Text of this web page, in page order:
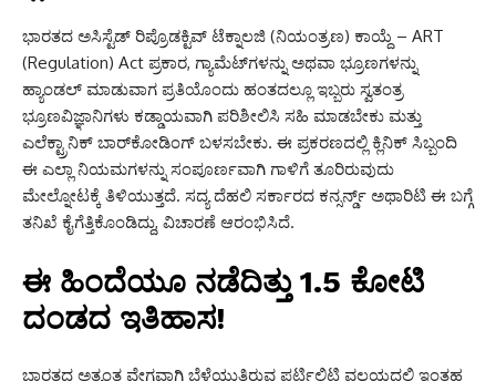
ಭಾರತದ ಅಸಿಸ್ಟೆಡ್ ರಿಪ್ರೊಡಕ್ಟಿವ್ ಟೆಕ್ನಾಲಜಿ (ನಿಯಂತ್ರಣ) ಕಾಯ್ದೆ – ART
(Regulation) Act ಪ್ರಕಾರ, ಗ್ಯಾಮೆಟ್‌ಗಳನ್ನು ಅಥವಾ ಭ್ರೂಣಗಳನ್ನು
ಹ್ಯಾಂಡಲ್ ಮಾಡುವಾಗ ಪ್ರತಿಯೊಂದು ಹಂತದಲ್ಲೂ ಇಬ್ಬರು ಸ್ವತಂತ್ರ
ಭ್ರೂಣವಿಜ್ಞಾನಿಗಳು ಕಡ್ಡಾಯವಾಗಿ ಪರಿಶೀಲಿಸಿ ಸಹಿ ಮಾಡಬೇಕು ಮತ್ತು
ಎಲೆಕ್ಟ್ರಾನಿಕ್ ಬಾರ್‌ಕೋಡಿಂಗ್ ಬಳಸಬೇಕು. ಈ ಪ್ರಕರಣದಲ್ಲಿ ಕ್ಲಿನಿಕ್ ಸಿಬ್ಬಂದಿ
ಈ ಎಲ್ಲಾ ನಿಯಮಗಳನ್ನು ಸಂಪೂರ್ಣವಾಗಿ ಗಾಳಿಗೆ ತೂರಿರುವುದು
ಮೇಲ್ನೋಟಕ್ಕೆ ತಿಳಿಯುತ್ತದೆ. ಸದ್ಯ ದೆಹಲಿ ಸರ್ಕಾರದ ಕನ್ಸರ್ನ್ಡ್ ಅಥಾರಿಟಿ ಈ ಬಗ್ಗೆ
ತನಿಖೆ ಕೈಗೆತ್ತಿಕೊಂಡಿದ್ದು, ವಿಚಾರಣೆ ಆರಂಭಿಸಿದೆ.
ಈ ಹಿಂದೆಯೂ ನಡೆದಿತ್ತು ₹1.5 ಕೋಟಿ
ದಂಡದ ಇತಿಹಾಸ!
ಭಾರತದ ಅತ್ಯಂತ ವೇಗವಾಗಿ ಬೆಳೆಯುತ್ತಿರುವ ಫರ್ಟಿಲಿಟಿ ವಲಯದಲ್ಲಿ ಇಂತಹ